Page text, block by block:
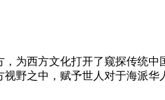
为西方文化打开了窥探传统
野之中，赋予世人对于海派华